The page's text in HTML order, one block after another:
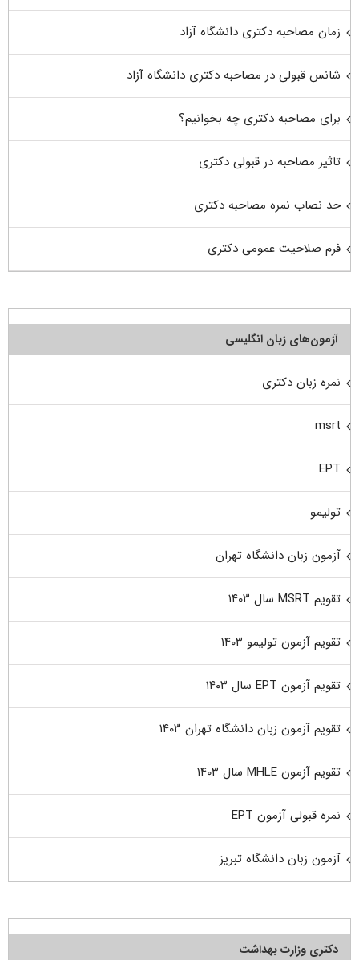
زمان مصاحبه دکتری دانشگاه آزاد
شانس قبولی در مصاحبه دکتری دانشگاه آزاد
برای مصاحبه دکتری چه بخوانیم؟
تاثیر مصاحبه در قبولی دکتری
حد نصاب نمره مصاحبه دکتری
فرم صلاحیت عمومی دکتری
آزمون‌های زبان انگلیسی
نمره زبان دکتری
msrt
EPT
تولیمو
آزمون زبان دانشگاه تهران
تقویم MSRT سال ۱۴۰۳
تقویم آزمون تولیمو ۱۴۰۳
تقویم آزمون EPT سال ۱۴۰۳
تقویم آزمون زبان دانشگاه تهران ۱۴۰۳
تقویم آزمون MHLE سال ۱۴۰۳
نمره قبولی آزمون EPT
آزمون زبان دانشگاه تبریز
دکتری وزارت بهداشت